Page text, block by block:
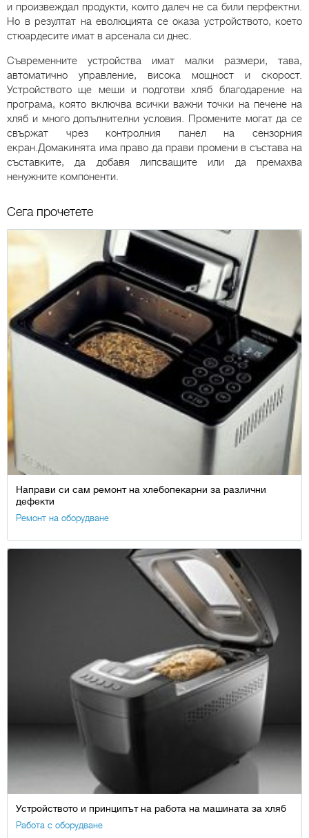
и произвеждал продукти, които далеч не са били перфектни.
Но в резултат на еволюцията се оказа устройството, което
стюардесите имат в арсенала си днес.
Съвременните устройства имат малки размери, тава,
автоматично управление, висока мощност и скорост.
Устройството ще меши и подготви хляб благодарение на
програма, която включва всички важни точки на печене на
хляб и много допълнителни условия. Промените могат да се
свържат чрез контролния панел на сензорния
екран.Домакинята има право да прави промени в състава на
съставките, да добавя липсващите или да премахва
ненужните компоненти.
Сега прочетете
Направи си сам ремонт на хлебопекарни за различни
дефекти
Ремонт на оборудване
Устройството и принципът на работа на машината за хляб
Работа с оборудване